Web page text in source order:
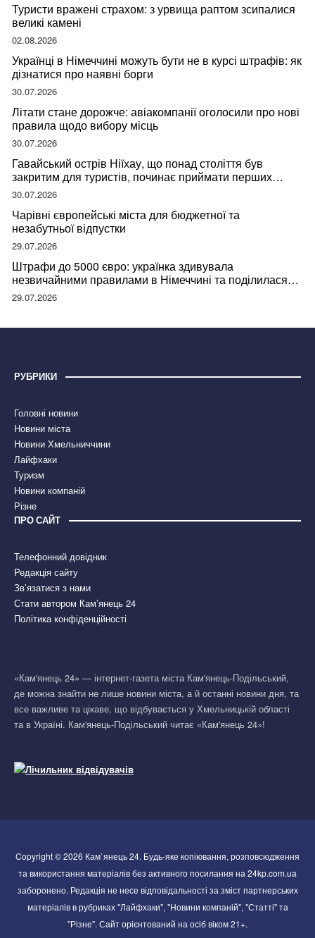
Туристи вражені страхом: з урвища раптом зсипалися
великі камені
02.08.2026
Українці в Німеччині можуть бути не в курсі штрафів: як
дізнатися про наявні борги
30.07.2026
Літати стане дорожче: авіакомпанії оголосили про нові
правила щодо вибору місць
30.07.2026
Гавайський острів Ніїхау, що понад століття був
закритим для туристів, починає приймати перших
відвідувачів
30.07.2026
Чарівні європейські міста для бюджетної та
незабутньої відпустки
29.07.2026
Штрафи до 5000 євро: українка здивувала
незвичайними правилами в Німеччині та поділилася
правдою
29.07.2026
РУБРИКИ
Головні новини
Новини міста
Новини Хмельниччини
Лайфхаки
Туризм
Новини компаній
Різне
ПРО САЙТ
Телефонний довідник
Редакція сайту
Зв’язатися з нами
Стати автором Кам’янець 24
Політика конфіденційності
«Кам'янець 24» — інтернет-газета міста Кам'янець-Подільський,
де можна знайти не лише новини міста, а й останні новини дня, та
все важливе та цікаве, що відбувається у Хмельницькій області
та в Україні. Кам'янець-Подільський читає «Кам'янець 24»!
Copyright © 2026 Кам`янець 24. Будь-яке копіювання, розповсюдження
та використання матеріалів без активного посилання на 24kp.com.ua
заборонено. Редакція не несе відповідальності за зміст партнерських
матеріалів в рубриках "Лайфхаки", "Новини компаній", "Статті" та
"Різне". Сайт орієнтований на осіб віком 21+.